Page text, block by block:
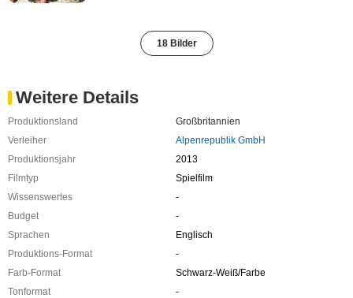
18 Bilder
Weitere Details
Produktionsland
Großbritannien
Verleiher
Alpenrepublik GmbH
Produktionsjahr
2013
Filmtyp
Spielfilm
Wissenswertes
-
Budget
-
Sprachen
Englisch
Produktions-Format
-
Farb-Format
Schwarz-Weiß/Farbe
Tonformat
-